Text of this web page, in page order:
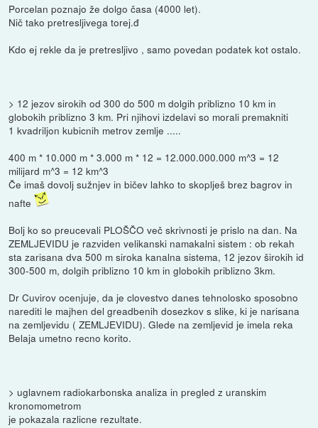
Porcelan poznajo že dolgo časa (4000 let).
Nič tako pretresljivega torej.đ
Kdo ej rekle da je pretresljivo , samo povedan podatek kot ostalo.
> 12 jezov sirokih od 300 do 500 m dolgih priblizno 10 km in
globokih priblizno 3 km. Pri njihovi izdelavi so morali premakniti
1 kvadriljon kubicnih metrov zemlje .....
400 m * 10.000 m * 3.000 m * 12 = 12.000.000.000 m^3 = 12
milijard m^3 = 12 km^3
Če imaš dovolj sužnjev in bičev lahko to skoplješ brez bagrov in
nafte
Bolj ko so preucevali PLOŠČO več skrivnosti je prislo na dan. Na
ZEMLJEVIDU je razviden velikanski namakalni sistem : ob rekah
sta zarisana dva 500 m siroka kanalna sistema, 12 jezov širokih id
300-500 m, dolgih priblizno 10 km in globokih priblizno 3km.
Dr Cuvirov ocenjuje, da je clovestvo danes tehnolosko sposobno
narediti le majhen del greadbenih dosezkov s slike, ki je narisana
na zemljevidu ( ZEMLJEVIDU). Glede na zemljevid je imela reka
Belaja umetno recno korito.
> uglavnem radiokarbonska analiza in pregled z uranskim
kronomometrom
je pokazala razlicne rezultate.